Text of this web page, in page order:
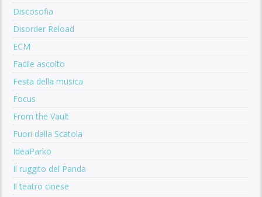
Discosofia
Disorder Reload
ECM
Facile ascolto
Festa della musica
Focus
From the Vault
Fuori dalla Scatola
IdeaParko
Il ruggito del Panda
Il teatro cinese